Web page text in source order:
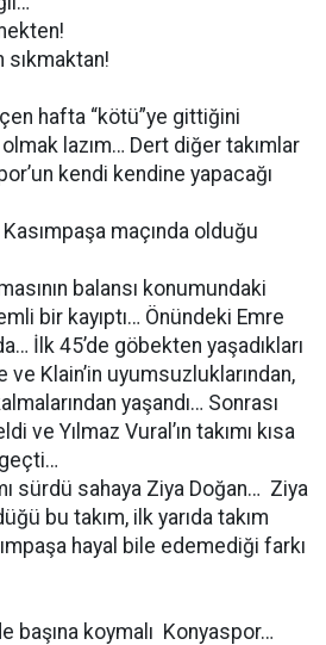
sıkmaktan!
hafta “kötü”ye gittiğini
lazım… Dert diğer takımlar
kendi kendine yapacağı
maçında olduğu
balansı konumundaki
bir kayıptı… Önündeki Emre
İlk 45’de göbekten yaşadıkları
Klain’in uyumsuzluklarından,
yaşandı… Sonrası
ve Yılmaz Vural’ın takımı kısa
sürdü sahaya Ziya Doğan… Ziya
bu takım, ilk yarıda takım
hayal bile edemediği farkı
başına koymalı Konyaspor…